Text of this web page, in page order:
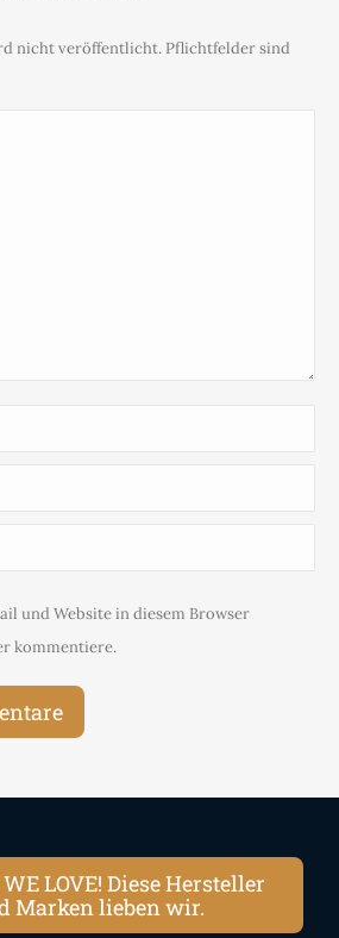
nicht veröffentlicht. Pflichtfelder sind
und Website in diesem Browser
kommentiere.
LOVE! Diese Hersteller
Marken lieben wir.